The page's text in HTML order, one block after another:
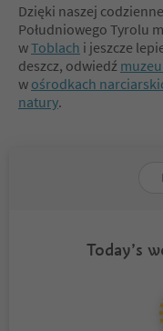
Dzięki naszej
Południowego Tyrolu
wToblach i jeszcze
deszcz, odwiedź
w ośrodkach
natury.
Today’s